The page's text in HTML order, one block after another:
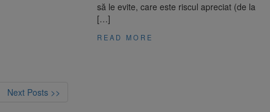
să le evite, care este riscul apreciat (de la
[…]
READ MORE
Next Posts >>